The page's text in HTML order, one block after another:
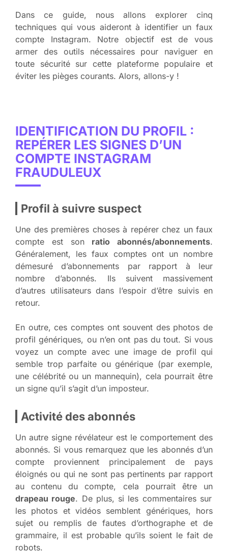
Dans ce guide, nous allons explorer cinq
techniques qui vous aideront à identifier un faux
compte Instagram. Notre objectif est de vous
armer des outils nécessaires pour naviguer en
toute sécurité sur cette plateforme populaire et
éviter les pièges courants. Alors, allons-y !
IDENTIFICATION DU PROFIL :
REPÉRER LES SIGNES D’UN
COMPTE INSTAGRAM
FRAUDULEUX
Profil à suivre suspect
Une des premières choses à repérer chez un faux
compte est son ratio abonnés/abonnements.
Généralement, les faux comptes ont un nombre
démesuré d’abonnements par rapport à leur
nombre d’abonnés. Ils suivent massivement
d’autres utilisateurs dans l’espoir d’être suivis en
retour.
En outre, ces comptes ont souvent des photos de
profil génériques, ou n’en ont pas du tout. Si vous
voyez un compte avec une image de profil qui
semble trop parfaite ou générique (par exemple,
une célébrité ou un mannequin), cela pourrait être
un signe qu’il s’agit d’un imposteur.
Activité des abonnés
Un autre signe révélateur est le comportement des
abonnés. Si vous remarquez que les abonnés d’un
compte proviennent principalement de pays
éloignés ou qui ne sont pas pertinents par rapport
au contenu du compte, cela pourrait être un
drapeau rouge. De plus, si les commentaires sur
les photos et vidéos semblent génériques, hors
sujet ou remplis de fautes d’orthographe et de
grammaire, il est probable qu’ils soient le fait de
robots.